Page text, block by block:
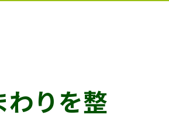
わりを整